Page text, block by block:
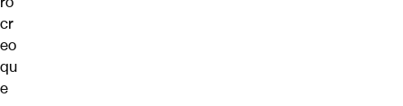
cr
eo
qu
e